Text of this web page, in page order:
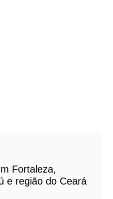
Fortaleza,
e região do Ceará